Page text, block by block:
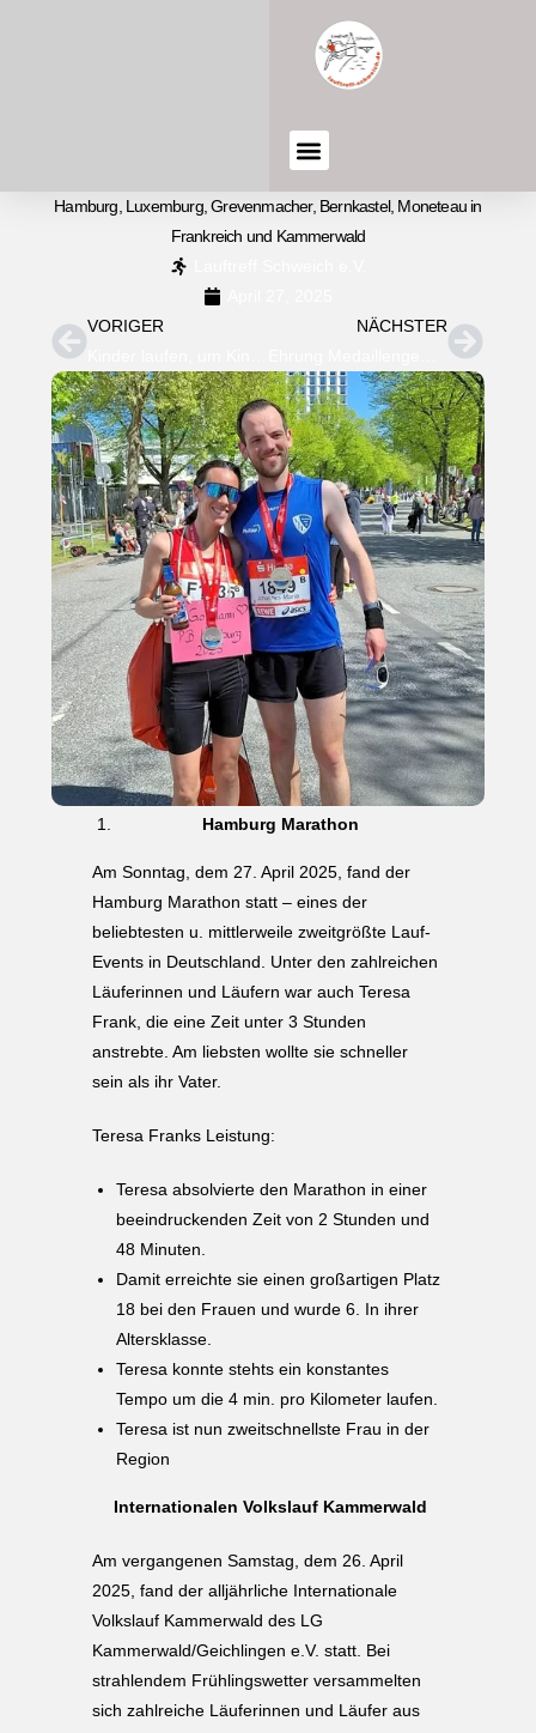
Hamburg, Luxemburg, Grevenmacher, Bernkastel, Moneteau in
Frankreich und Kammerwald
VORIGER
NÄCHSTER
Hamburg Marathon
Am Sonntag, dem 27. April 2025, fand der
Hamburg Marathon statt – eines der
beliebtesten u. mittlerweile zweitgrößte Lauf-
Events in Deutschland. Unter den zahlreichen
Läuferinnen und Läufern war auch Teresa
Frank, die eine Zeit unter 3 Stunden
anstrebte. Am liebsten wollte sie schneller
sein als ihr Vater.
Teresa Franks Leistung:
Teresa absolvierte den Marathon in einer
beeindruckenden Zeit von 2 Stunden und
48 Minuten.
Damit erreichte sie einen großartigen Platz
18 bei den Frauen und wurde 6. In ihrer
Altersklasse.
Teresa konnte stehts ein konstantes
Tempo um die 4 min. pro Kilometer laufen.
Teresa ist nun zweitschnellste Frau in der
Region
Internationalen Volkslauf Kammerwald
Am vergangenen Samstag, dem 26. April
2025, fand der alljährliche Internationale
Volkslauf Kammerwald des LG
Kammerwald/Geichlingen e.V. statt. Bei
strahlendem Frühlingswetter versammelten
sich zahlreiche Läuferinnen und Läufer aus